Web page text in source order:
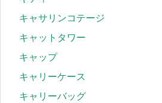
キャサリンコテージ
キャットタワー
キャップ
キャリーケース
キャリーバッグ